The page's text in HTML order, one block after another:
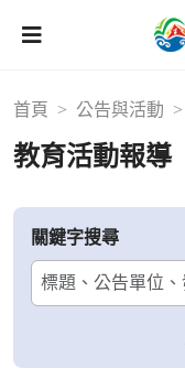
首頁 公告與活動
教育活動報導
關鍵字搜尋